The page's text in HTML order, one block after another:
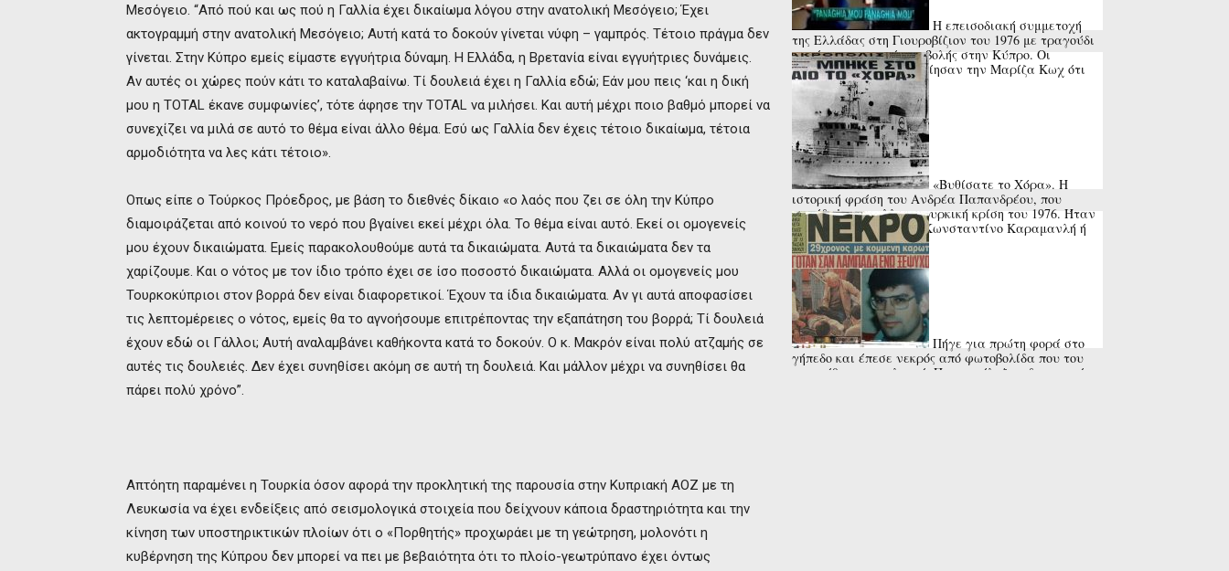
Μεσόγειο. “Από πού και ως πού η Γαλλία έχει δικαίωμα λόγου στην ανατολική Μεσόγειο; Έχει
ακτογραμμή στην ανατολική Μεσόγειο; Αυτή κατά το δοκούν γίνεται νύφη – γαμπρός. Τέτοιο πράγμα δεν
γίνεται. Στην Κύπρο εμείς είμαστε εγγυήτρια δύναμη. Η Ελλάδα, η Βρετανία είναι εγγυήτριες δυνάμεις.
Αν αυτές οι χώρες πούν κάτι το καταλαβαίνω. Τί δουλειά έχει η Γαλλία εδώ; Εάν μου πεις ‘και η δική
μου η ΤΟΤΑL έκανε συμφωνίες’, τότε άφησε την TOTAL να μιλήσει. Και αυτή μέχρι ποιο βαθμό μπορεί να
συνεχίζει να μιλά σε αυτό το θέμα είναι άλλο θέμα. Εσύ ως Γαλλία δεν έχεις τέτοιο δικαίωμα, τέτοια
αρμοδιότητα να λες κάτι τέτοιο».
Οπως είπε ο Τούρκος Πρόεδρος, με βάση το διεθνές δίκαιο «ο λαός που ζει σε όλη την Κύπρο
διαμοιράζεται από κοινού το νερό που βγαίνει εκεί μέχρι όλα. Το θέμα είναι αυτό. Εκεί οι ομογενείς
μου έχουν δικαιώματα. Εμείς παρακολουθούμε αυτά τα δικαιώματα. Αυτά τα δικαιώματα δεν τα
χαρίζουμε. Και ο νότος με τον ίδιο τρόπο έχει σε ίσο ποσοστό δικαιώματα. Αλλά οι ομογενείς μου
Τουρκοκύπριοι στον βορρά δεν είναι διαφορετικοί. Έχουν τα ίδια δικαιώματα. Αν γι αυτά αποφασίσει
τις λεπτομέρειες ο νότος, εμείς θα το αγνοήσουμε επιτρέποντας την εξαπάτηση του βορρά; Τί δουλειά
έχουν εδώ οι Γάλλοι; Αυτή αναλαμβάνει καθήκοντα κατά το δοκούν. Ο κ. Μακρόν είναι πολύ ατζαμής σε
αυτές τις δουλειές. Δεν έχει συνηθίσει ακόμη σε αυτή τη δουλειά. Και μάλλον μέχρι να συνηθίσει θα
πάρει πολύ χρόνο”.
Απτόητη παραμένει η Τουρκία όσον αφορά την προκλητική της παρουσία στην Κυπριακή ΑΟΖ με τη
Λευκωσία να έχει ενδείξεις από σεισμολογικά στοιχεία που δείχνουν κάποια δραστηριότητα και την
κίνηση των υποστηρικτικών πλοίων ότι ο «Πορθητής» προχωράει με τη γεώτρηση, μολονότι η
κυβέρνηση της Κύπρου δεν μπορεί να πει με βεβαιότητα ότι το πλοίο-γεωτρύπανο έχει όντως
Η επεισοδιακή συμμετοχή
της Ελλάδας στη Γιουροβίζιον του 1976 με τραγούδι
κατά της τουρκικής εισβολής στην Κύπρο. Οι
διοργανωτές προειδοποίησαν την Μαρίζα Κωχ ότι
κινδύνευε ...
«Βυθίσατε το Χόρα». Η
ιστορική φράση του Ανδρέα Παπανδρέου, που
σημάδεψε την ελληνοτουρκική κρίση του 1976. Ήταν
σε συνεννόηση με τον Κωνσταντίνο Καραμανλή ή
όχι; ...
Πήγε για πρώτη φορά στο
γήπεδο και έπεσε νεκρός από φωτοβολίδα που του
καρφώθηκε στον λαιμό. Που κατέληξε η δικαστική